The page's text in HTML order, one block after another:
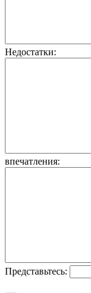
Недостатки:
впечатления:
Представьтесь: